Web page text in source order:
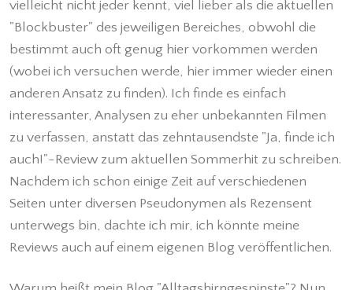
vielleicht nicht jeder kennt, viel lieber als die aktuellen
"Blockbuster" des jeweiligen Bereiches, obwohl die
bestimmt auch oft genug hier vorkommen werden
(wobei ich versuchen werde, hier immer wieder einen
anderen Ansatz zu finden). Ich finde es einfach
interessanter, Analysen zu eher unbekannten Filmen
zu verfassen, anstatt das zehntausendste "Ja, finde ich
auch!"-Review zum aktuellen Sommerhit zu schreiben.
Nachdem ich schon einige Zeit auf verschiedenen
Seiten unter diversen Pseudonymen als Rezensent
unterwegs bin, dachte ich mir, ich könnte meine
Reviews auch auf einem eigenen Blog veröffentlichen.